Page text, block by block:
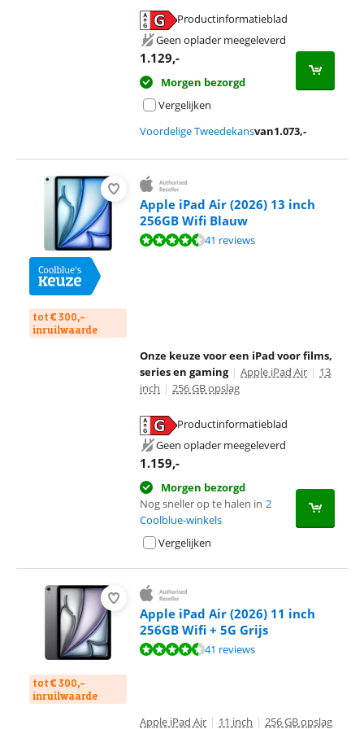
Productinformatieblad
Geen oplader meegeleverd
1.129,-
Morgen bezorgd
Vergelijken
Voordelige Tweedekansvan1.073,-
tot € 300,-
inruilwaarde
Apple iPad Air (2026) 13 inch
256GB Wifi Blauw
Beoordeling is 9,3 van de 10, gebaseerd op 41 reviews.
41 reviews
Onze keuze voor een iPad voor films,
series en gaming | Apple iPad Air | 13
inch | 256 GB opslag
Productinformatieblad
Geen oplader meegeleverd
1.159,-
Morgen bezorgd
Nog sneller op te halen in 2
Coolblue-winkels
Vergelijken
tot € 300,-
inruilwaarde
Apple iPad Air (2026) 11 inch
256GB Wifi + 5G Grijs
Beoordeling is 9,3 van de 10, gebaseerd op 41 reviews.
41 reviews
Apple iPad Air | 11 inch | 256 GB opslag